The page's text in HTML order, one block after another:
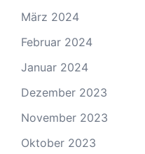
März 2024
Februar 2024
Januar 2024
Dezember 2023
November 2023
Oktober 2023